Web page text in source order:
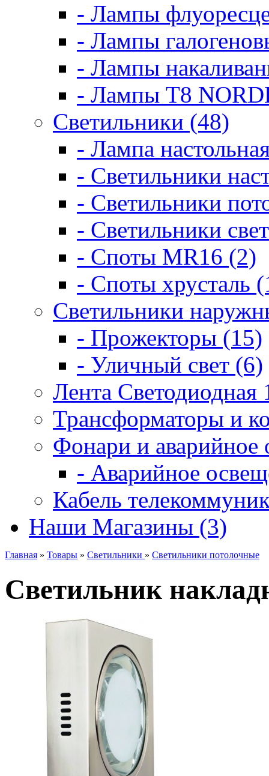
- Лампы
- Лампы
- Лампы
- Лампы Т8
Светильники (48)
- Лампа
- Светильники
- Светильники
- Светильники
- Споты MR16 (2)
- Споты хрусталь
Светильники
- Прожекторы (15)
- Уличный свет (6)
Лента Светодиодная
Трансформаторы и
Фонари и аварийное
- Аварийное
Кабель
Наши Магазины (3)
Главная » Товары » Светильники » Светильники потолочные
Светильник